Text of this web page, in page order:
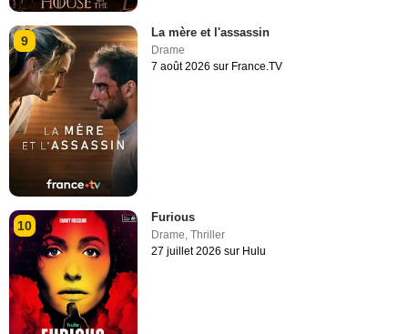
9
La mère et l'assassin
Drame
7 août 2026 sur France.TV
10
Furious
Drame,Thriller
27 juillet 2026 sur Hulu